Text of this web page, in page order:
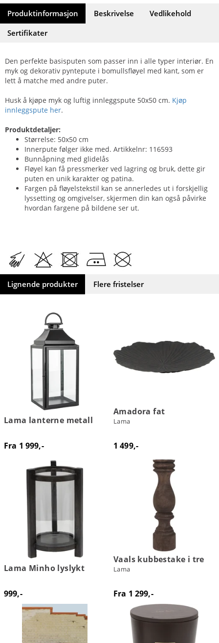
Produktinformasjon Beskrivelse
Vedlikehold
Sertifikater
Den perfekte basisputen som passer inn i alle typer interiør. En
myk og dekorativ pyntepute i bomullsfløyel med kant, som er
lett å matche med andre puter.
Husk å kjøpe myk og luftig innleggspute 50x50 cm. Kjøp
innleggspute her.
Produktdetaljer:
Størrelse: 50x50 cm
Innerpute følger ikke med. Artikkelnr: 116593
Bunnåpning med glidelås
Fløyel kan få pressmerker ved lagring og bruk, dette gir
puten en unik karakter og patina.
Fargen på fløyelstekstil kan se annerledes ut i forskjellig
lyssetting og omgivelser, skjermen din kan også påvirke
hvordan fargene på bildene ser ut.
Lignende produkter Flere fristelser
Lama lanterne metall
Fra 1 999,-
Amadora fat
Lama
1 499,-
Lama Minho lyslykt
999,-
Vaals kubbestake i tre
Lama
Fra 1 299,-